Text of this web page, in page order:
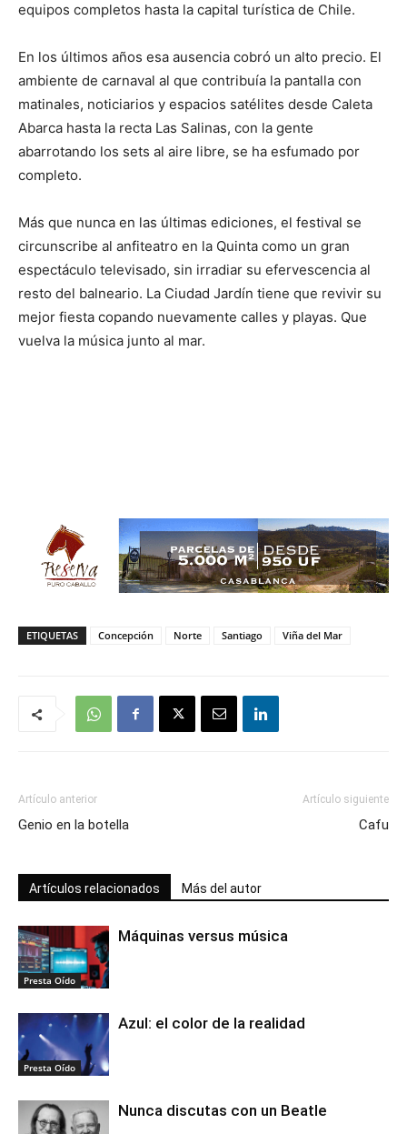
equipos completos hasta la capital turística de Chile.
En los últimos años esa ausencia cobró un alto precio. El
ambiente de carnaval al que contribuía la pantalla con
matinales, noticiarios y espacios satélites desde Caleta
Abarca hasta la recta Las Salinas, con la gente
abarrotando los sets al aire libre, se ha esfumado por
completo.
Más que nunca en las últimas ediciones, el festival se
circunscribe al anfiteatro en la Quinta como un gran
espectáculo televisado, sin irradiar su efervescencia al
resto del balneario. La Ciudad Jardín tiene que revivir su
mejor fiesta copando nuevamente calles y playas. Que
vuelva la música junto al mar.
ETIQUETAS Concepción Norte Santiago Viña del Mar
Artículo anterior
Genio en la botella
Artículo siguiente
Cafu
Artículos relacionados Más del autor
Presta Oído
Máquinas versus música
Presta Oído
Azul: el color de la realidad
Nunca discutas con un Beatle